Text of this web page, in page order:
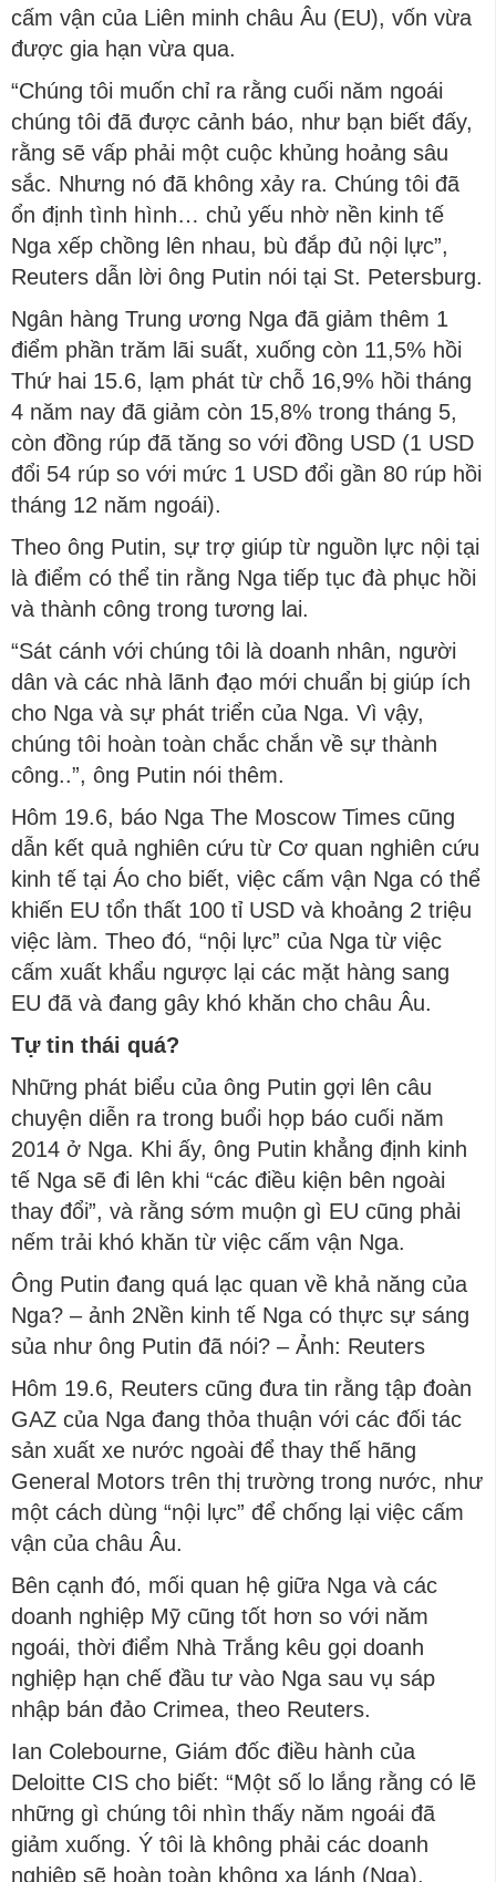
cấm vận của Liên minh châu Âu (EU), vốn vừa
được gia hạn vừa qua.
“Chúng tôi muốn chỉ ra rằng cuối năm ngoái
chúng tôi đã được cảnh báo, như bạn biết đấy,
rằng sẽ vấp phải một cuộc khủng hoảng sâu
sắc. Nhưng nó đã không xảy ra. Chúng tôi đã
ổn định tình hình… chủ yếu nhờ nền kinh tế
Nga xếp chồng lên nhau, bù đắp đủ nội lực”,
Reuters dẫn lời ông Putin nói tại St. Petersburg.
Ngân hàng Trung ương Nga đã giảm thêm 1
điểm phần trăm lãi suất, xuống còn 11,5% hồi
Thứ hai 15.6, lạm phát từ chỗ 16,9% hồi tháng
4 năm nay đã giảm còn 15,8% trong tháng 5,
còn đồng rúp đã tăng so với đồng USD (1 USD
đổi 54 rúp so với mức 1 USD đổi gần 80 rúp hồi
tháng 12 năm ngoái).
Theo ông Putin, sự trợ giúp từ nguồn lực nội tại
là điểm có thể tin rằng Nga tiếp tục đà phục hồi
và thành công trong tương lai.
“Sát cánh với chúng tôi là doanh nhân, người
dân và các nhà lãnh đạo mới chuẩn bị giúp ích
cho Nga và sự phát triển của Nga. Vì vậy,
chúng tôi hoàn toàn chắc chắn về sự thành
công..”, ông Putin nói thêm.
Hôm 19.6, báo Nga The Moscow Times cũng
dẫn kết quả nghiên cứu từ Cơ quan nghiên cứu
kinh tế tại Áo cho biết, việc cấm vận Nga có thể
khiến EU tổn thất 100 tỉ USD và khoảng 2 triệu
việc làm. Theo đó, “nội lực” của Nga từ việc
cấm xuất khẩu ngược lại các mặt hàng sang
EU đã và đang gây khó khăn cho châu Âu.
Tự tin thái quá?
Những phát biểu của ông Putin gợi lên câu
chuyện diễn ra trong buổi họp báo cuối năm
2014 ở Nga. Khi ấy, ông Putin khẳng định kinh
tế Nga sẽ đi lên khi “các điều kiện bên ngoài
thay đổi”, và rằng sớm muộn gì EU cũng phải
nếm trải khó khăn từ việc cấm vận Nga.
Ông Putin đang quá lạc quan về khả năng của
Nga? – ảnh 2Nền kinh tế Nga có thực sự sáng
sủa như ông Putin đã nói? – Ảnh: Reuters
Hôm 19.6, Reuters cũng đưa tin rằng tập đoàn
GAZ của Nga đang thỏa thuận với các đối tác
sản xuất xe nước ngoài để thay thế hãng
General Motors trên thị trường trong nước, như
một cách dùng “nội lực” để chống lại việc cấm
vận của châu Âu.
Bên cạnh đó, mối quan hệ giữa Nga và các
doanh nghiệp Mỹ cũng tốt hơn so với năm
ngoái, thời điểm Nhà Trắng kêu gọi doanh
nghiệp hạn chế đầu tư vào Nga sau vụ sáp
nhập bán đảo Crimea, theo Reuters.
Ian Colebourne, Giám đốc điều hành của
Deloitte CIS cho biết: “Một số lo lắng rằng có lẽ
những gì chúng tôi nhìn thấy năm ngoái đã
giảm xuống. Ý tôi là không phải các doanh
nghiệp sẽ hoàn toàn không xa lánh (Nga),